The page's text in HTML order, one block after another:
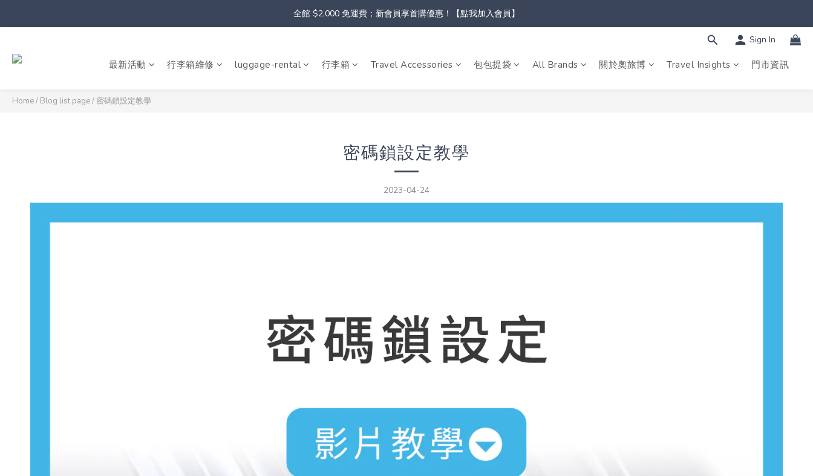
全館 $2,000 免運費；新會員享首購優惠！【點我加入會員】
Sign In
最新活動 行李箱維修 luggage-rental 行李箱 Travel Accessories 包包提袋 All Brands 關於奧旅博 Travel Insights 門市資訊
Home/ Blog list page/ 密碼鎖設定教學
密碼鎖設定教學
2023-04-24